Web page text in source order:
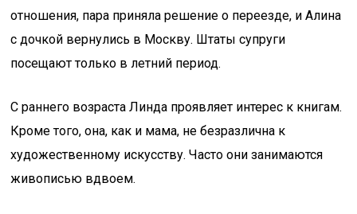
отношения, пара приняла решение о переезде, и Алина
с дочкой вернулись в Москву. Штаты супруги
посещают только в летний период.
С раннего возраста Линда проявляет интерес к книгам.
Кроме того, она, как и мама, не безразлична к
художественному искусству. Часто они занимаются
живописью вдвоем.